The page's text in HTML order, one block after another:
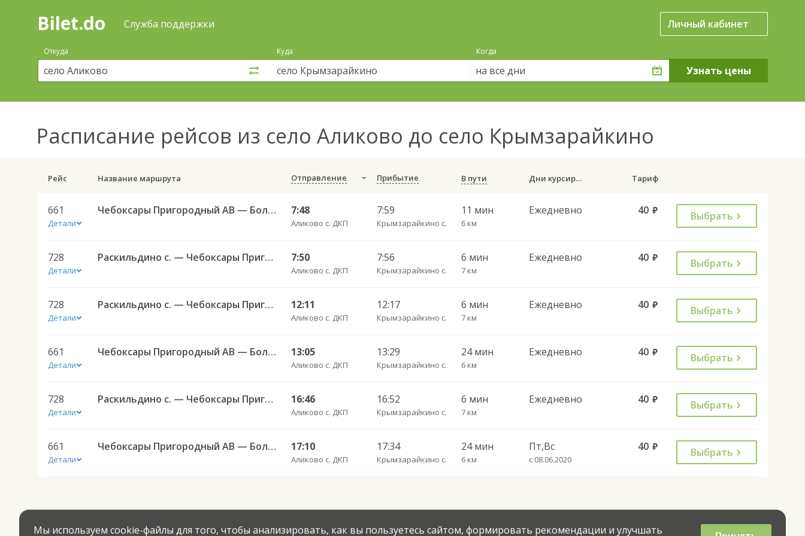
Поиск
покупка
билетов
автобус
онлайн
Bilet.do Служба поддержки Личный кабинет
Откуда Куда Когда
на все дни
Расписание рейсов из село Аликово до село Крымзарайкино
Рейс Название маршрута Отправление Прибытие В пути Дни курсирования Тариф
661
Детали
Чебоксары Пригородный АВ — Большое Ямашево с. ч/з Аликово с. ДКП 661 7:48
Аликово с. ДКП
7:59
Крымзарайкино с.
11 мин
6 км
Ежедневно 40 руб. Выбрать
728
Детали
Раскильдино с. — Чебоксары Пригородный АВ ч/з Орбаши д. 728 7:50
Аликово с. ДКП
7:56
Крымзарайкино с.
6 мин
7 км
Ежедневно 40 руб. Выбрать
728
Детали
Раскильдино с. — Чебоксары Пригородный АВ ч/з Орбаши д. 728 12:11
Аликово с. ДКП
12:17
Крымзарайкино с.
6 мин
7 км
Ежедневно 40 руб. Выбрать
661
Детали
Чебоксары Пригородный АВ — Большое Ямашево с. ч/з Аликово с. ДКП 661 13:05
Аликово с. ДКП
13:29
Крымзарайкино с.
24 мин
6 км
Ежедневно 40 руб. Выбрать
728
Детали
Раскильдино с. — Чебоксары Пригородный АВ ч/з Орбаши д. 728 16:46
Аликово с. ДКП
16:52
Крымзарайкино с.
6 мин
7 км
Ежедневно 40 руб. Выбрать
661
Детали
Чебоксары Пригородный АВ — Большое Ямашево с. ч/з Аликово с. ДКП 661 17:10
Аликово с. ДКП
17:34
Крымзарайкино с.
24 мин
6 км
Пт,Вс
с 08.06.2020
40 руб. Выбрать
Мы используем cookie-файлы для того, чтобы анализировать, как вы пользуетесь сайтом, формировать рекомендации и улучшать